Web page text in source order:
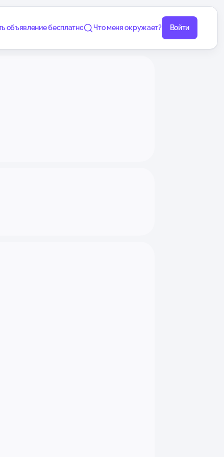
объявление бесплатно Что меня окружает? Войти